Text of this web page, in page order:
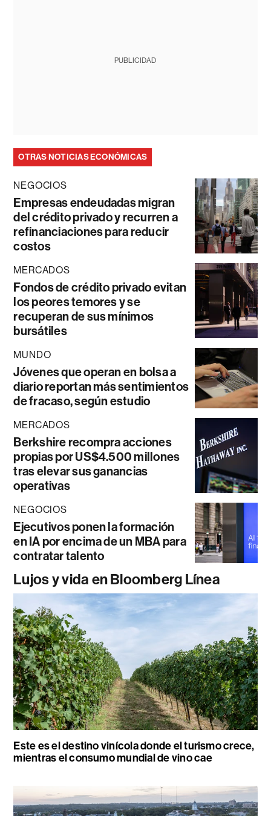
PUBLICIDAD
OTRAS NOTICIAS ECONÓMICAS
NEGOCIOS
Empresas endeudadas migran
del crédito privado y recurren a
refinanciaciones para reducir
costos
MERCADOS
Fondos de crédito privado evitan
los peores temores y se
recuperan de sus mínimos
bursátiles
MUNDO
Jóvenes que operan en bolsa a
diario reportan más sentimientos
de fracaso, según estudio
MERCADOS
Berkshire recompra acciones
propias por US$4.500 millones
tras elevar sus ganancias
operativas
NEGOCIOS
Ejecutivos ponen la formación
en IA por encima de un MBA para
contratar talento
Lujos y vida en Bloomberg Línea
Este es el destino vinícola donde el turismo crece,
mientras el consumo mundial de vino cae